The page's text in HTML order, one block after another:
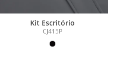
Kit Escritório
CJ415P